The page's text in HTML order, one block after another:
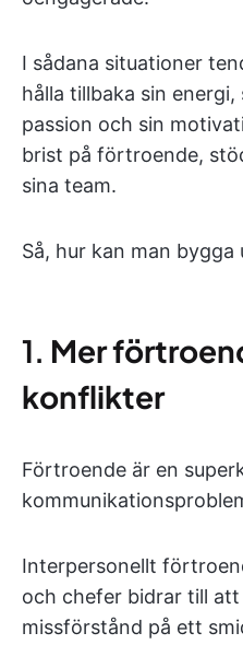
I sådana situationer
hålla tillbaka sin
passion och sin
brist på förtroende,
sina team.
Så, hur kan man
1. Mer
konflikter
Förtroende är en
Interpersonellt
och chefer bidrar till
missförstånd på ett